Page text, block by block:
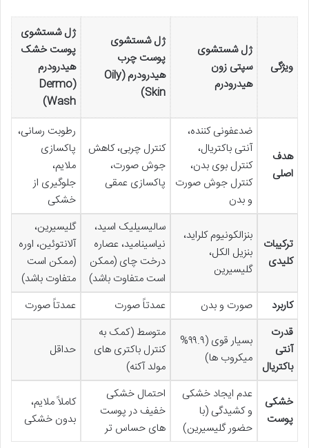
ویژگی
ژل شستشوی
سپتی زون
هیدرودرم
ژل شستشوی
پوست چرب
هیدرودرم (Oily
Skin)
ژل شستشوی
پوست خشک
هیدرودرم
(Dermo
Wash)
هدف
اصلی
ضدعفونی کننده،
آنتی باکتریال،
کنترل بوی بدن،
کنترل جوش صورت
و بدن
کنترل چربی، کاهش
جوش صورت،
پاکسازی عمقی
رطوبت رسانی،
پاکسازی
ملایم،
جلوگیری از
خشکی
ترکیبات
کلیدی
بنزالکونیوم کلراید،
بنزیل الکل،
گلیسیرین
سالیسیلیک اسید،
نیاسینامید، عصاره
درخت چای (ممکن
است متفاوت باشد)
گلیسیرین،
آلانتوئین، اوره
(ممکن است
متفاوت باشد)
کاربرد
صورت و بدن عمدتاً صورت
عمدتاً صورت
قدرت
آنتی
باکتریال
بسیار قوی (۹۹.۹%
میکروب ها)
متوسط (کمک به
کنترل باکتری های
مولد آکنه)
حداقل
خشکی
پوست
عدم ایجاد خشکی
و کشیدگی (با
حضور گلیسیرین)
احتمال خشکی
خفیف در پوست
های حساس تر
کاملاً ملایم،
بدون خشکی